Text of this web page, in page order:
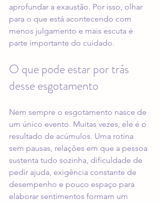
aprofundar a exaustão. Por isso, olhar
para o que está acontecendo com
menos julgamento e mais escuta é
parte importante do cuidado.
O que pode estar por trás
desse esgotamento
Nem sempre o esgotamento nasce de
um único evento. Muitas vezes, ele é o
resultado de acúmulos. Uma rotina
sem pausas, relações em que a pessoa
sustenta tudo sozinha, dificuldade de
pedir ajuda, exigência constante de
desempenho e pouco espaço para
elaborar sentimentos formam um